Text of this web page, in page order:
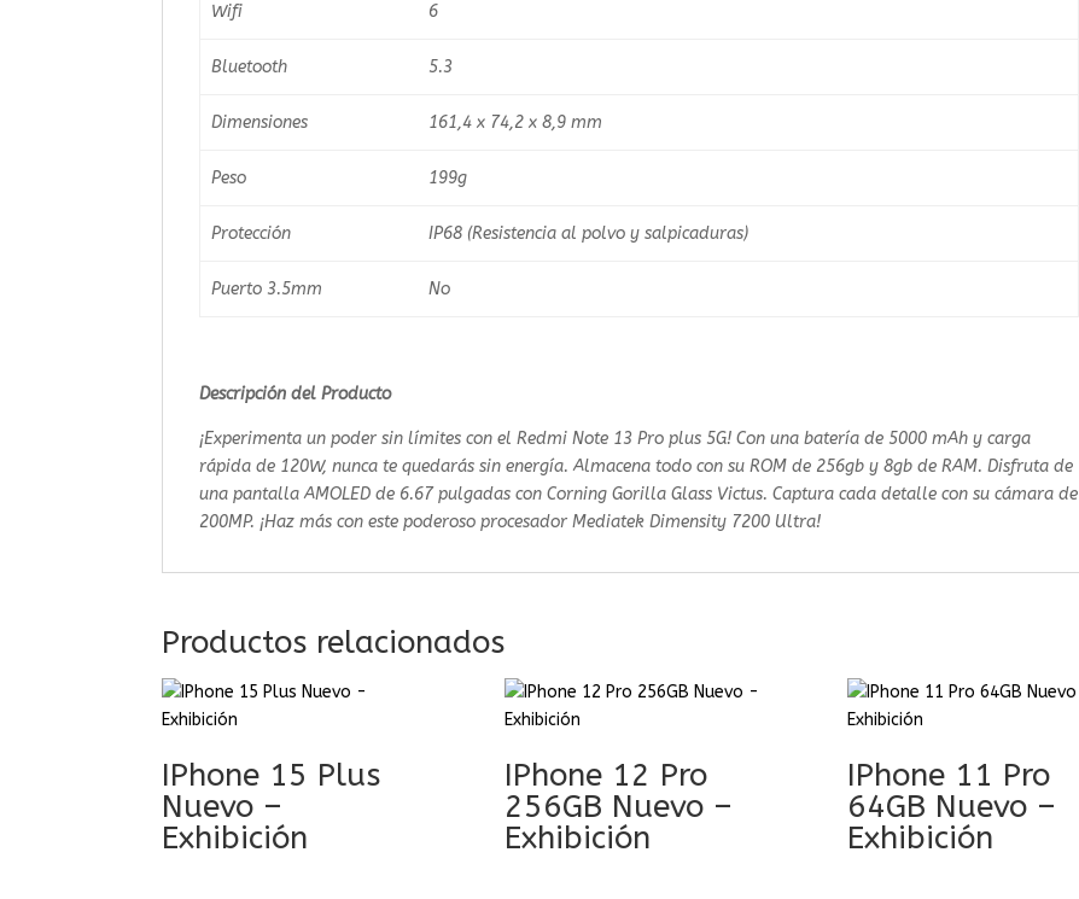
Wifi 6
Bluetooth 5.3
Dimensiones 161,4 x 74,2 x 8,9 mm
Peso 199g
Protección IP68 (Resistencia al polvo y salpicaduras)
Puerto 3.5mm No
Descripción del Producto
¡Experimenta un poder sin límites con el Redmi Note 13 Pro plus 5G! Con una batería de 5000 mAh y carga
rápida de 120W, nunca te quedarás sin energía. Almacena todo con su ROM de 256gb y 8gb de RAM. Disfruta de
una pantalla AMOLED de 6.67 pulgadas con Corning Gorilla Glass Victus. Captura cada detalle con su cámara de
200MP. ¡Haz más con este poderoso procesador Mediatek Dimensity 7200 Ultra!
Productos relacionados
IPhone 15 Plus
Nuevo –
Exhibición
IPhone 12 Pro
256GB Nuevo –
Exhibición
IPhone 11 Pro
64GB Nuevo –
Exhibición